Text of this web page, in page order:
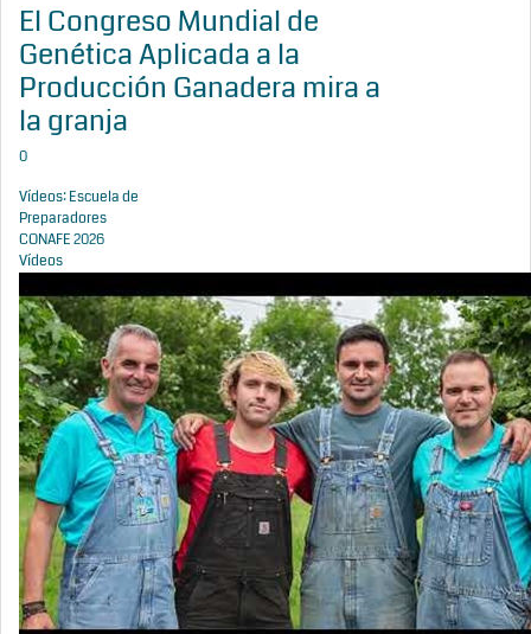
El Congreso Mundial de
Genética Aplicada a la
Producción Ganadera mira a
la granja
0
Vídeos: Escuela de
Preparadores
CONAFE 2026
Vídeos